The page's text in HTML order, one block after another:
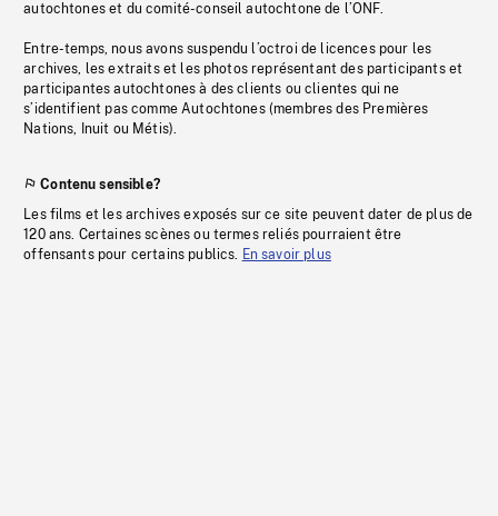
autochtones et du comité-conseil autochtone de l’ONF.
Entre-temps, nous avons suspendu l’octroi de licences pour les
archives, les extraits et les photos représentant des participants et
participantes autochtones à des clients ou clientes qui ne
s’identifient pas comme Autochtones (membres des Premières
Nations, Inuit ou Métis).
Contenu sensible?
Les films et les archives exposés sur ce site peuvent dater de plus de
120 ans. Certaines scènes ou termes reliés pourraient être
offensants pour certains publics. En savoir plus